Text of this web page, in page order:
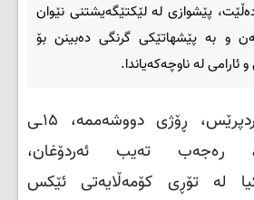
پێشوازی لە لێکتێگەیشتنی نێوان
و بە پێشهاتێکی گرنگی دەبینن بۆ
لە ناوچەکەیاندا.
بەپێی هەواڵی کوردپرێس، ڕۆژی دووشەممە، ۱۵ـی
۲۰۲۶، رەجەب تەیب ئەردۆغان،
لە تۆڕی کۆمەڵایەتی ئێکس